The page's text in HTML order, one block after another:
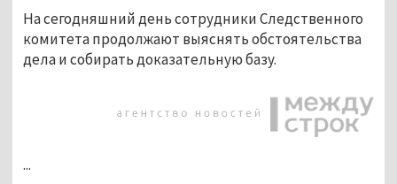
На сегодняшний день сотрудники Следственного
комитета продолжают выяснять обстоятельства
дела и собирать доказательную базу.
...